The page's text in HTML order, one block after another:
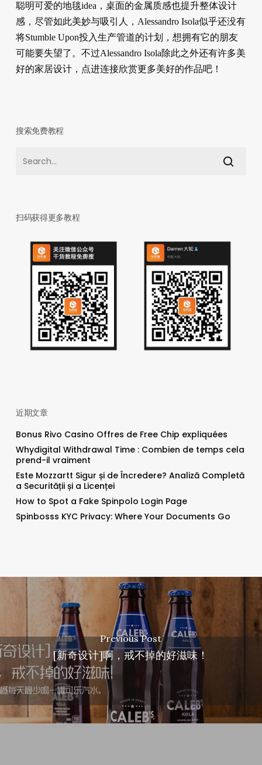
聪明可爱的地毯idea，桌面的金属质感也提升整体设计
感，尽管如此美妙与吸引人，Alessandro Isola似乎还没有
将Stumble Upon投入生产管道的计划，想拥有它的朋友
可能要失望了。不过Alessandro Isola除此之外还有许多美
好的家居设计，点进连接欣赏更多美好的作品吧！
搜索免费教程
扫码获得更多教程
近期文章
Bonus Rivo Casino Offres de Free Chip expliquées
Whydigital Withdrawal Time : Combien de temps cela
prend-il vraiment
Este Mozzartt Sigur și de Încredere? Analiză Completă
a Securității și a Licenței
How to Spot a Fake Spinpolo Login Page
Spinbosss KYC Privacy: Where Your Documents Go
Previous Post
[新奇设计]啊，戒不掉的好滋味！